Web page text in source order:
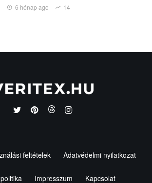
6 hónap ago 14
feltételek Adatvédelmi nyilatkozat
Impresszum Kapcsolat